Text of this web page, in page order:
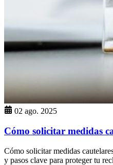
02 ago. 2025
Cómo solicitar medidas
Cómo solicitar medidas
y pasos clave para proteger tu